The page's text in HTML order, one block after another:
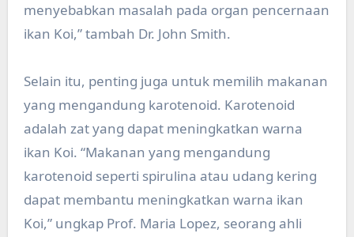
menyebabkan masalah pada organ pencernaan
ikan Koi,” tambah Dr. John Smith.
Selain itu, penting juga untuk memilih makanan
yang mengandung karotenoid. Karotenoid
adalah zat yang dapat meningkatkan warna
ikan Koi. “Makanan yang mengandung
karotenoid seperti spirulina atau udang kering
dapat membantu meningkatkan warna ikan
Koi,” ungkap Prof. Maria Lopez, seorang ahli